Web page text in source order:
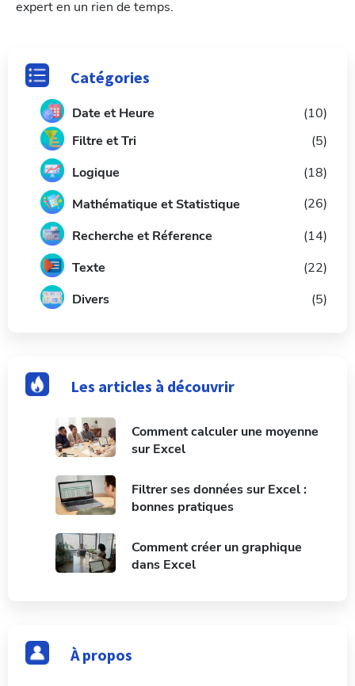
expert en un rien de temps.
Catégories
Date et Heure
(10)
Filtre et Tri
(5)
Logique
(18)
Mathématique et Statistique
(26)
Recherche et Réference
(14)
Texte
(22)
Divers
(5)
Les articles à découvrir
Comment calculer une moyenne
sur Excel
Filtrer ses données sur Excel :
bonnes pratiques
Comment créer un graphique
dans Excel
À propos